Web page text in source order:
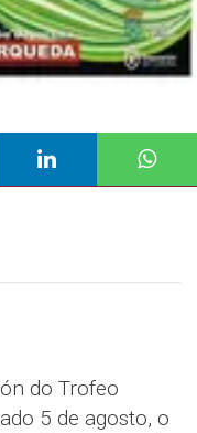
do Trofeo
5 de agosto, o